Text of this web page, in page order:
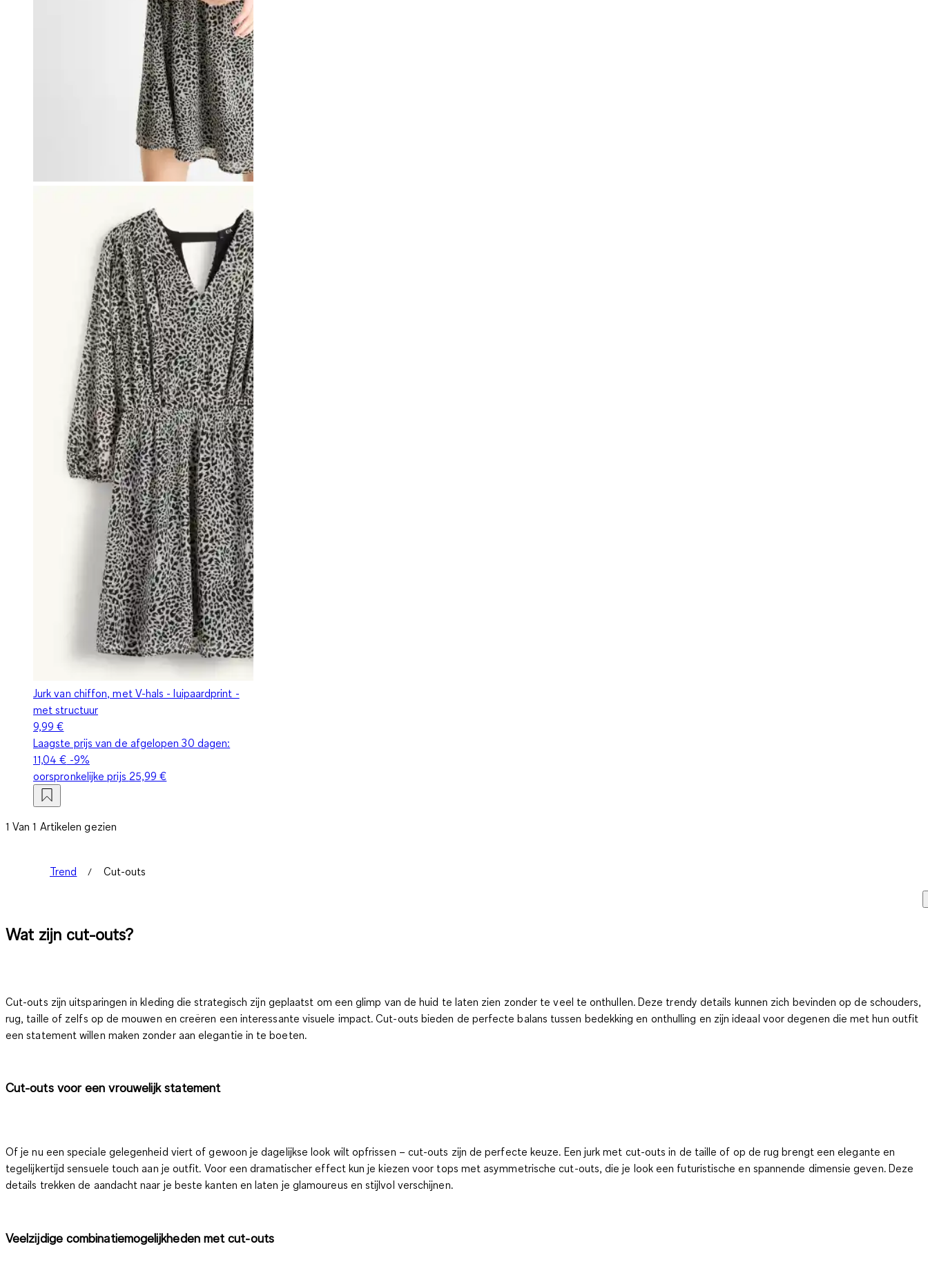
Jurk van chiffon, met V-hals - luipaardprint -
met structuur
9,99 €
Laagste prijs van de afgelopen 30 dagen:
11,04 € -9%
oorspronkelijke prijs 25,99 €
1 Van 1 Artikelen gezien
Trend Cut-outs
Wat zijn cut-outs?
Cut-outs zijn uitsparingen in kleding die strategisch zijn geplaatst om een glimp van de huid te laten zien zonder te veel te onthullen. Deze trendy details kunnen zich bevinden op de schouders,
rug, taille of zelfs op de mouwen en creëren een interessante visuele impact. Cut-outs bieden de perfecte balans tussen bedekking en onthulling en zijn ideaal voor degenen die met hun outfit
een statement willen maken zonder aan elegantie in te boeten.
Cut-outs voor een vrouwelijk statement
Of je nu een speciale gelegenheid viert of gewoon je dagelijkse look wilt opfrissen – cut-outs zijn de perfecte keuze. Een jurk met cut-outs in de taille of op de rug brengt een elegante en
tegelijkertijd sensuele touch aan je outfit. Voor een dramatischer effect kun je kiezen voor tops met asymmetrische cut-outs, die je look een futuristische en spannende dimensie geven. Deze
details trekken de aandacht naar je beste kanten en laten je glamoureus en stijlvol verschijnen.
Veelzijdige combinatiemogelijkheden met cut-outs